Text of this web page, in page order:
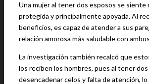
Una mujer al tener dos esposos se siente
protegida y principalmente apoyada. Al
beneficios, es capaz de atender a sus
relación amorosa más saludable con
La investigación también recalcó que
los reciben los hombres, pues al tener
desencadenar celos y falta de atención, lo